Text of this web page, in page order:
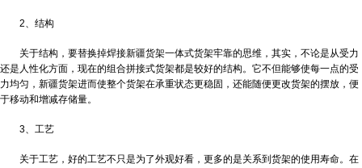
2、结构
关于结构，要替换掉焊接新疆货架一体式货架牢靠的思维，其实，不论是从受力
还是人性化方面，现在的组合拼接式货架都是较好的结构。它不但能够使每一点的受
力均匀， 新疆货架进而使整个货架在承重状态更稳固，还能随便更改货架的摆放，便
于移动和增减存储量。
3、工艺
关于工艺，好的工艺不只是为了外观好看，更多的是关系到货架的使用寿命。在